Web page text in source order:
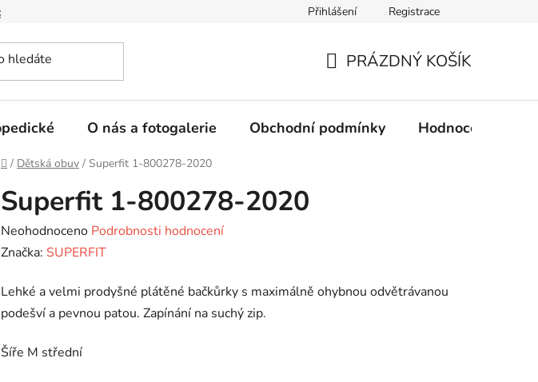
Ochrana osobních údajů
Přihlášení Registrace
KOŠÍK
PRÁZDNÝ KOŠÍK
O nás a fotogalerie Obchodní podmínky Hodnocení
Domů
/ Dětská obuv / Superfit 1-800278-2020
Superfit 1-800278-2020
Průměrné
hodnocení
je
0,0
5
Neohodnoceno Podrobnosti hodnocení
Značka: SUPERFIT
Lehké a velmi prodyšné plátěné bačkůrky s maximálně ohybnou odvětrávanou
podešví a pevnou patou. Zapínání na suchý zip.
Šíře M střední